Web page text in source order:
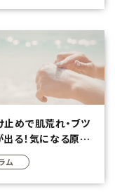
止めで肌荒れ・ブツ
出る！気になる原
を徹底解説
ム